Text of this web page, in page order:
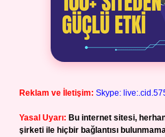
Reklam ve İletişim: Skype:
Yasal Uyarı: Bu internet sitesi,
şirketi ile hiçbir bağlantısı